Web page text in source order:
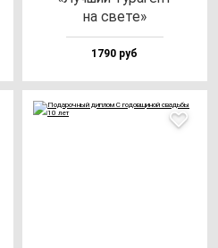
на све­те»
1790 руб